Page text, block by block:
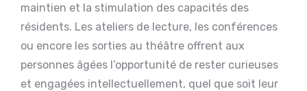
maintien et la stimulation des capacités des
résidents. Les ateliers de lecture, les conférences
ou encore les sorties au théâtre offrent aux
personnes âgées l’opportunité de rester curieuses
et engagées intellectuellement, quel que soit leur